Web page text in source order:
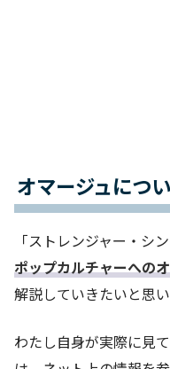
オマージュにつ
「ストレンジャー・シ
ポップカルチャーへの
解説していきたいと思い
わたし自身が実際に見